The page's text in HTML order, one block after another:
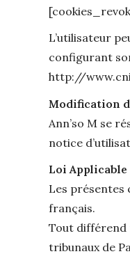
L’utilisateur
configurant
http://
Modification
Ann’so M se
notice
Loi
Les présentes
français.
Tout différend
tribunaux de